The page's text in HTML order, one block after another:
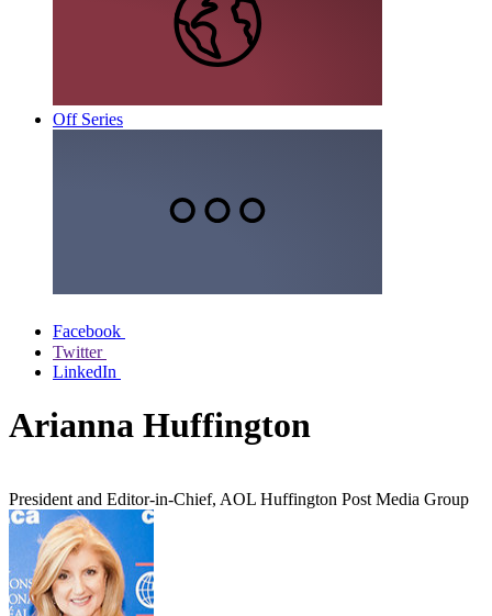
Off Series
Facebook
Twitter
LinkedIn
Arianna Huffington
President and Editor-in-Chief, AOL Huffington Post Media Group